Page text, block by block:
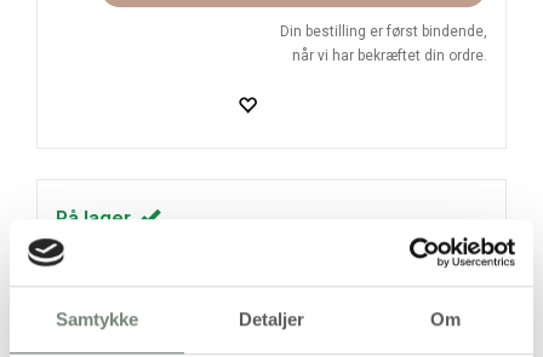
Samtykke Detaljer Om
Din bestilling er først bindende,
når vi har bekræftet din ordre.
På lager
Levering: 1-3 hverdage